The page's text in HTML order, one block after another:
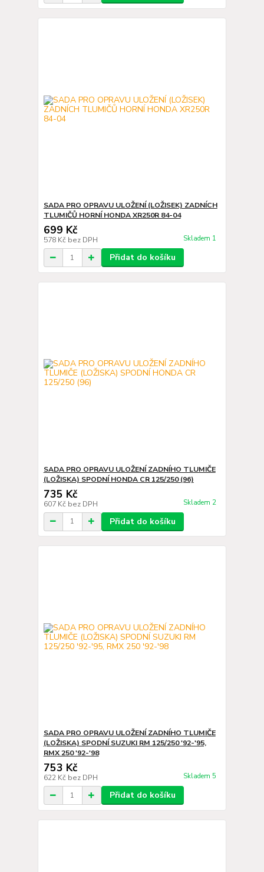
SADA PRO OPRAVU ULOŽENÍ (LOŽISEK) ZADNÍCH
TLUMIČŮ HORNÍ HONDA XR250R 84-04
699 Kč
578 Kč bez DPH Skladem 1
Přidat do košíku
SADA PRO OPRAVU ULOŽENÍ ZADNÍHO TLUMIČE
(LOŽISKA) SPODNÍ HONDA CR 125/250 (96)
735 Kč
607 Kč bez DPH Skladem 2
Přidat do košíku
SADA PRO OPRAVU ULOŽENÍ ZADNÍHO TLUMIČE
(LOŽISKA) SPODNÍ SUZUKI RM 125/250 '92-'95,
RMX 250 '92-'98
753 Kč
622 Kč bez DPH Skladem 5
Přidat do košíku